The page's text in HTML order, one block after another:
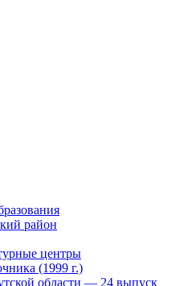
район
центры
(1999 г.)
области — 24 выпуск